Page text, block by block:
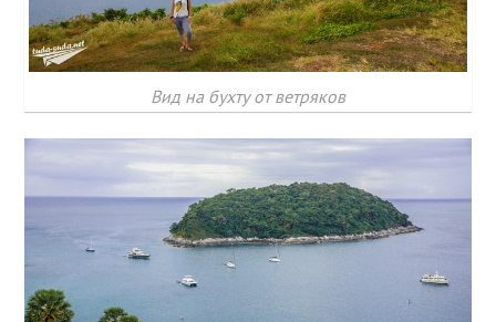
Вид на бухту от ветряков